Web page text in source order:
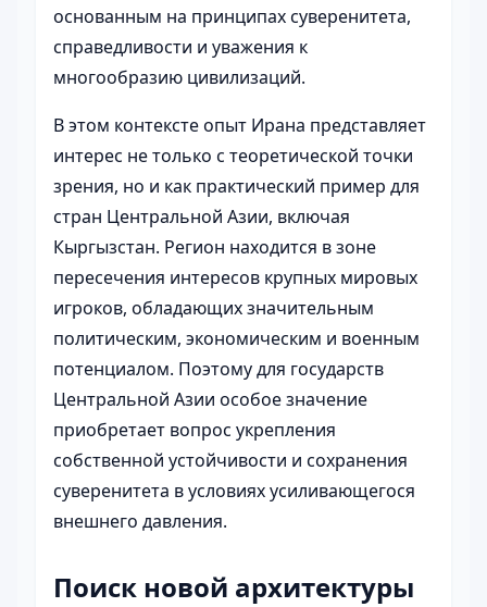
основанным на принципах суверенитета,
справедливости и уважения к
многообразию цивилизаций.
В этом контексте опыт Ирана представляет
интерес не только с теоретической точки
зрения, но и как практический пример для
стран Центральной Азии, включая
Кыргызстан. Регион находится в зоне
пересечения интересов крупных мировых
игроков, обладающих значительным
политическим, экономическим и военным
потенциалом. Поэтому для государств
Центральной Азии особое значение
приобретает вопрос укрепления
собственной устойчивости и сохранения
суверенитета в условиях усиливающегося
внешнего давления.
Поиск новой архитектуры